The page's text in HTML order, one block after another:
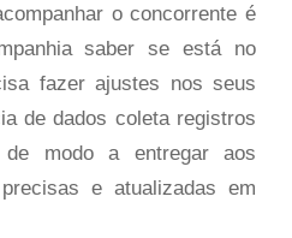
o concorrente é
saber se está no
fazer ajustes nos seus
de dados coleta registros
modo a entregar aos
e atualizadas em